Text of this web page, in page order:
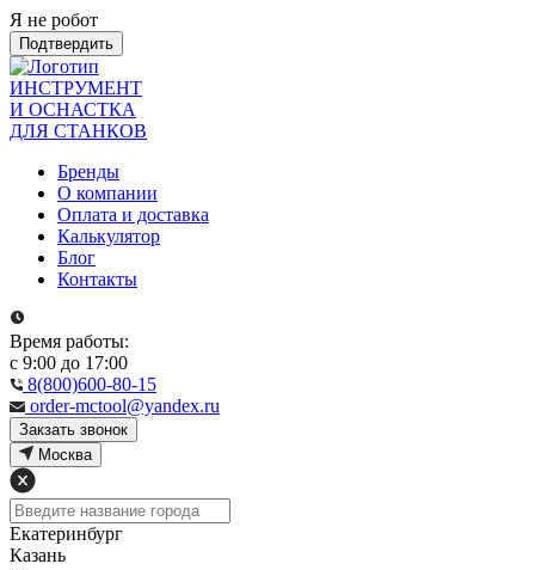
Я не робот
Подтвердить
ИНСТРУМЕНТ
И ОСНАСТКА
ДЛЯ СТАНКОВ
Бренды
О компании
Оплата и доставка
Калькулятор
Блог
Контакты
Время работы:
с 9:00 до 17:00
8(800)600-80-15
order-mctool@yandex.ru
Закзать звонок
Москва
Екатеринбург
Казань